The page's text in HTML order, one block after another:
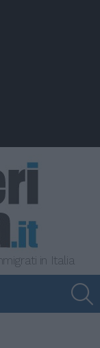
in Italia